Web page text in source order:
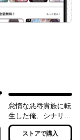
怠惰な悪辱貴族に転
生した俺、シナリオ
をぶっ壊したら規格
外の魔力で最凶にな
ストアで購入